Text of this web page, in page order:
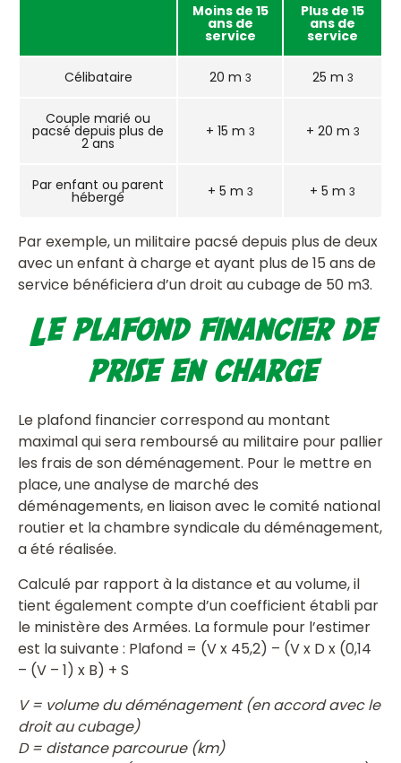
Moins de 15
ans de
service
Plus de 15
ans de
service
Célibataire 20 m 3 25 m 3
Couple marié ou
pacsé depuis plus de
2 ans
+ 15 m 3 + 20 m 3
Par enfant ou parent
hébergé + 5 m 3 + 5 m 3
Par exemple, un militaire pacsé depuis plus de deux
avec un enfant à charge et ayant plus de 15 ans de
service bénéficiera d’un droit au cubage de 50 m3.
Le plafond financier de
prise en charge
Le plafond financier correspond au montant
maximal qui sera remboursé au militaire pour pallier
les frais de son déménagement. Pour le mettre en
place, une analyse de marché des
déménagements, en liaison avec le comité national
routier et la chambre syndicale du déménagement,
a été réalisée.
Calculé par rapport à la distance et au volume, il
tient également compte d’un coefficient établi par
le ministère des Armées. La formule pour l’estimer
est la suivante : Plafond = (V x 45,2) – (V x D x (0,14
– (V – 1) x B) + S
V = volume du déménagement (en accord avec le
droit au cubage)
D = distance parcourue (km)